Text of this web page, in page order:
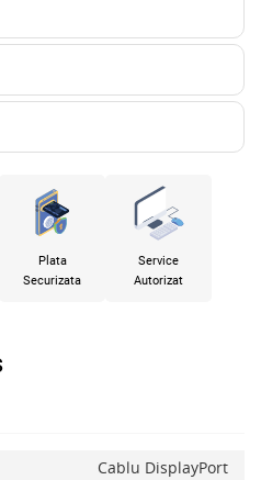
Plata
Securizata
Service
Autorizat
Cablu DisplayPort